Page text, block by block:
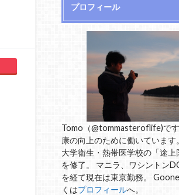
プロフィール
Tomo（@tommasteroflife)で
康の向上のために働いていま
大学衛生・熱帯医学校の「途
を修了。 マニラ、ワシントン
を経て現在は東京勤務。
くはプロフィールへ。